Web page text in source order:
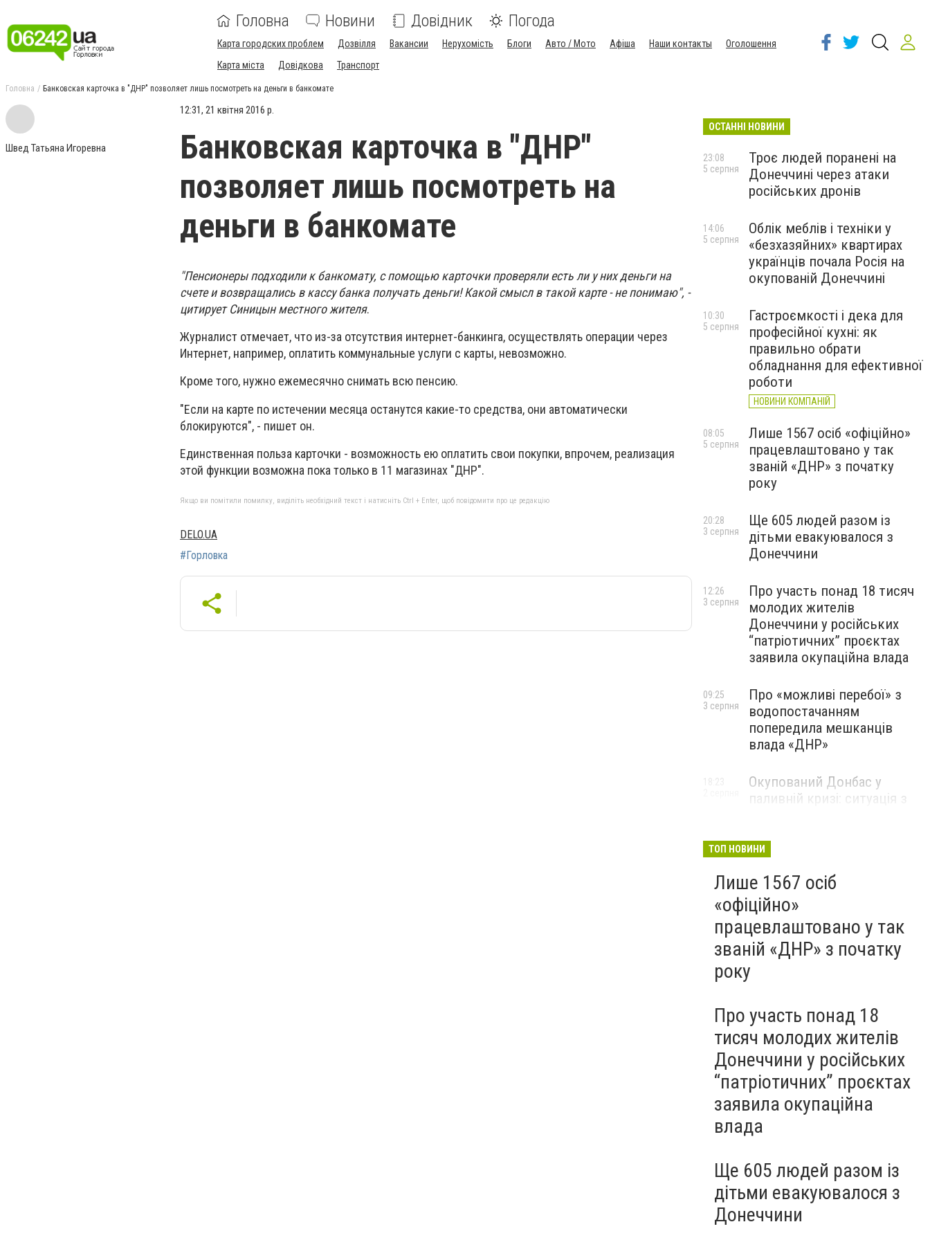
Головна Новини Довідник Погода
Карта городских проблем Дозвілля Вакансии Нерухомість Блоги Авто / Мото Афіша Наши контакты
Оголошення
Карта міста
Довідкова Транспорт
Головна Банковская карточка в "ДНР" позволяет лишь посмотреть на деньги в банкомате
Швед Татьяна Игоревна
12:31, 21 квітня 2016 р.
Банковская карточка в "ДНР"
позволяет лишь посмотреть на
деньги в банкомате
"Пенсионеры подходили к банкомату, с помощью карточки проверяли есть ли у них деньги на
счете и возвращались в кассу банка получать деньги! Какой смысл в такой карте - не понимаю", -
цитирует Синицын местного жителя.
Журналист отмечает, что из-за отсутствия интернет-банкинга, осуществлять операции через
Интернет, например, оплатить коммунальные услуги с карты, невозможно.
Кроме того, нужно ежемесячно снимать всю пенсию.
"Если на карте по истечении месяца останутся какие-то средства, они автоматически
блокируются", - пишет он.
Единственная польза карточки - возможность ею оплатить свои покупки, впрочем, реализация
этой функции возможна пока только в 11 магазинах "ДНР".
Якщо ви помітили помилку, виділіть необхідний текст і натисніть Ctrl + Enter, щоб повідомити про це редакцію
DELO.UA
#Горловка
ОСТАННІ НОВИНИ
Троє людей поранені на
Донеччині через атаки
російських дронів
23:08
5 серпня
Облік меблів і техніки у
«безхазяйних» квартирах
українців почала Росія на
окупованій Донеччині
14:06
5 серпня
Гастроємкості і дека для
професійної кухні: як
правильно обрати
обладнання для ефективної
роботи
НОВИНИ КОМПАНІЙ
10:30
5 серпня
Лише 1567 осіб «офіційно»
працевлаштовано у так
званій «ДНР» з початку
року
08:05
5 серпня
Ще 605 людей разом із
дітьми евакуювалося з
Донеччини
20:28
3 серпня
Про участь понад 18 тисяч
молодих жителів
Донеччини у російських
“патріотичних” проєктах
заявила окупаційна влада
12:26
3 серпня
Про «можливі перебої» з
водопостачанням
попередила мешканців
влада «ДНР»
09:25
3 серпня
Окупований Донбас у
паливній кризі: ситуація з
ТОП НОВИНИ
Лише 1567 осіб
«офіційно»
працевлаштовано у так
званій «ДНР» з початку
року
Про участь понад 18
тисяч молодих жителів
Донеччини у російських
“патріотичних” проєктах
заявила окупаційна
влада
Ще 605 людей разом із
дітьми евакуювалося з
Донеччини